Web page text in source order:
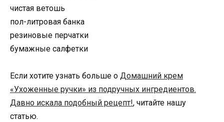
чистая ветошь
пол-литровая банка
резиновые перчатки
бумажные салфетки
Если хотите узнать больше о Домашний крем
«Ухоженные ручки» из подручных ингредиентов.
Давно искала подобный рецепт!, читайте нашу
статью.